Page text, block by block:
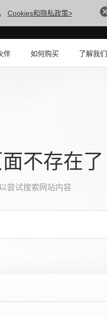
Cookies和隐私政策>
伴 如何购买 了解我们
不存在了
尝试搜索网站内容